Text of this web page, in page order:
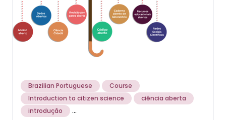
Brazilian Portuguese
Course
Introduction to citizen science
ciência aberta
introdução
...